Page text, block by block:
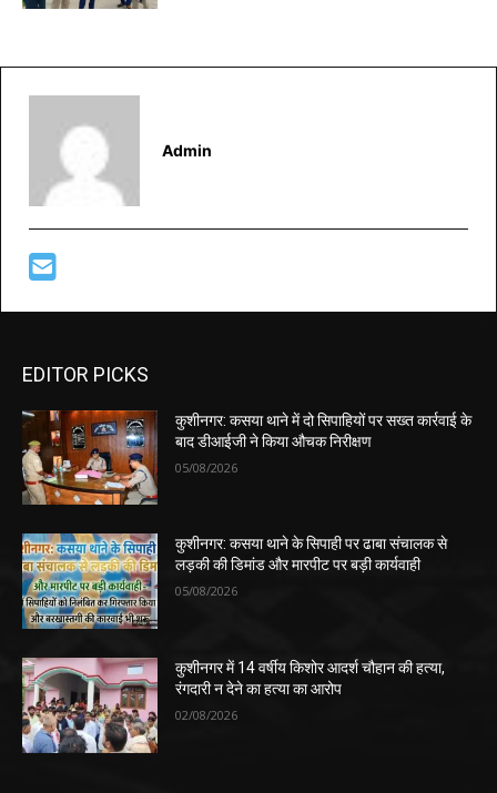
Admin
EDITOR PICKS
कुशीनगर: कसया थाने में दो सिपाहियों पर सख्त कार्रवाई के
बाद डीआईजी ने किया औचक निरीक्षण
05/08/2026
कुशीनगर: कसया थाने के सिपाही पर ढाबा संचालक से
लड़की की डिमांड और मारपीट पर बड़ी कार्यवाही
05/08/2026
कुशीनगर में 14 वर्षीय किशोर आदर्श चौहान की हत्या,
रंगदारी न देने का हत्या का आरोप
02/08/2026